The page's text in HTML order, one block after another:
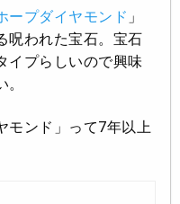
ープダイヤモンド 」
呪われた宝石。宝石
イプらしいので興味
モンド」って7年以上